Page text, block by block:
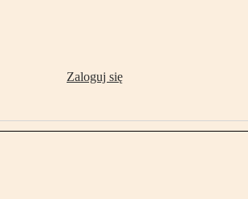
Zaloguj się